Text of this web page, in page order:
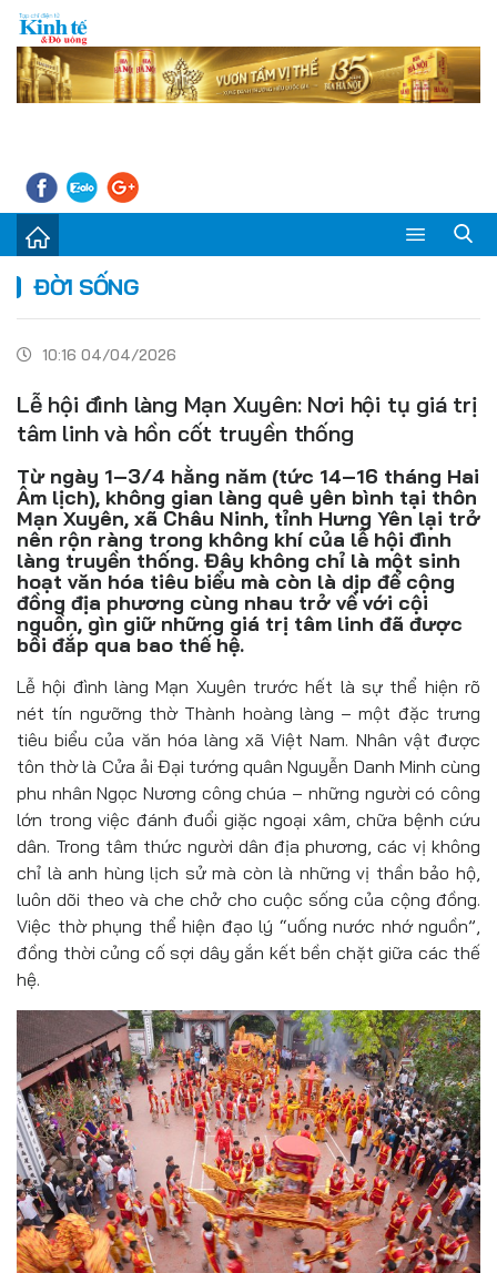
Sự kiện
Kinh tế - Tiêu dùng
Đời sống
Thị trường
Doanh nghiệp – Doanh nhân
Đồ uống
Pháp luật
Khoa giáo
Multimedia
ĐỜI SỐNG
10:16 04/04/2026
Lễ hội đình làng Mạn Xuyên: Nơi hội tụ giá trị
tâm linh và hồn cốt truyền thống
Từ ngày 1–3/4 hằng năm (tức 14–16 tháng Hai
Âm lịch), không gian làng quê yên bình tại thôn
Mạn Xuyên, xã Châu Ninh, tỉnh Hưng Yên lại trở
nên rộn ràng trong không khí của lễ hội đình
làng truyền thống. Đây không chỉ là một sinh
hoạt văn hóa tiêu biểu mà còn là dịp để cộng
đồng địa phương cùng nhau trở về với cội
nguồn, gìn giữ những giá trị tâm linh đã được
bồi đắp qua bao thế hệ.
Lễ hội đình làng Mạn Xuyên trước hết là sự thể hiện rõ
nét tín ngưỡng thờ Thành hoàng làng – một đặc trưng
tiêu biểu của văn hóa làng xã Việt Nam. Nhân vật được
tôn thờ là Cửa ải Đại tướng quân Nguyễn Danh Minh cùng
phu nhân Ngọc Nương công chúa – những người có công
lớn trong việc đánh đuổi giặc ngoại xâm, chữa bệnh cứu
dân. Trong tâm thức người dân địa phương, các vị không
chỉ là anh hùng lịch sử mà còn là những vị thần bảo hộ,
luôn dõi theo và che chở cho cuộc sống của cộng đồng.
Việc thờ phụng thể hiện đạo lý “uống nước nhớ nguồn”,
đồng thời củng cố sợi dây gắn kết bền chặt giữa các thế
hệ.